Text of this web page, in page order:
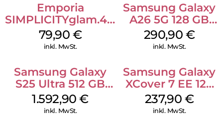
Emporia
SIMPLICITYglam.4G
Schwarz
79,90 €
inkl. MwSt.
Samsung Galaxy
A26 5G 128 GB
White
290,90 €
inkl. MwSt.
Samsung Galaxy
S25 Ultra 512 GB
Titanium
Whitesilver
1.592,90€
inkl. MwSt.
Samsung Galaxy
XCover 7 EE 128
GB Black
237,90 €
inkl. MwSt.